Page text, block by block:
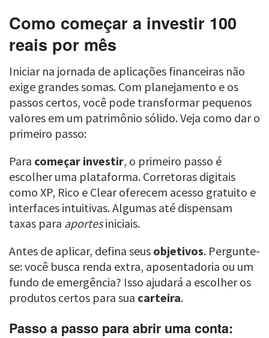
Como começar a investir 100
reais por mês
Iniciar na jornada de aplicações financeiras não
exige grandes somas. Com planejamento e os
passos certos, você pode transformar pequenos
valores em um patrimônio sólido. Veja como dar o
primeiro passo:
Para começar investir, o primeiro passo é
escolher uma plataforma. Corretoras digitais
como XP, Rico e Clear oferecem acesso gratuito e
interfaces intuitivas. Algumas até dispensam
taxas para aportesiniciais.
Antes de aplicar, defina seus objetivos. Pergunte-
se: você busca renda extra, aposentadoria ou um
fundo de emergência? Isso ajudará a escolher os
produtos certos para sua carteira.
Passo a passo para abrir uma conta: